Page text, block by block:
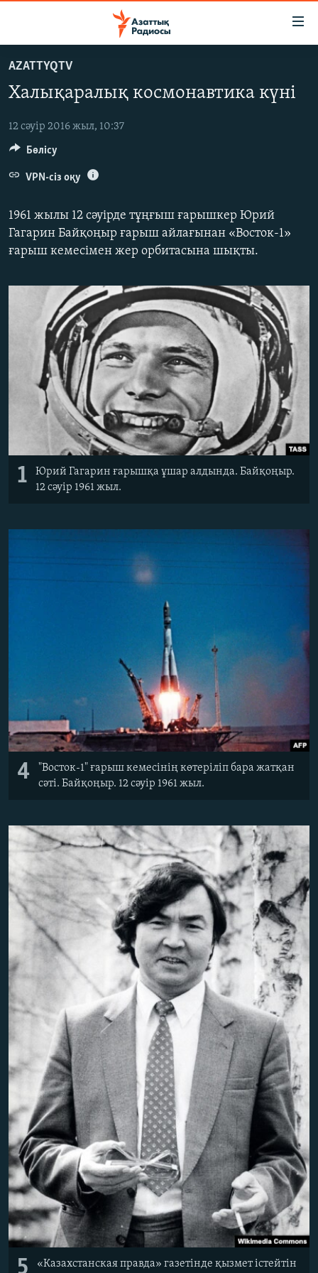
to
main
Skip
to
Navigation
to
Search
ЖАҢАЛЫҚТАР
САЯСАТ
AZATTYQTV
ҚАҢТАР ОҚИҒАСЫ
АДАМ ҚҰҚЫҚТАРЫ
ӘЛЕМ
АРНАЙЫ ЖОБАЛАР
Русский
ЖАЗЫЛЫҢЫЗ
Басқа тілдерде
AZATTYQTV
Халықаралық космонавтика күні
12 сәуір 2016 жыл, 10:37
1961 жылы 12 сәуірде тұңғыш ғарышкер Юрий
Гагарин Байқоңыр ғарыш айлағынан «Восток-1»
ғарыш кемесімен жер орбитасына шықты.
1
Юрий Гагарин ғарышқа ұшар алдында. Байқоңыр.
12 сәуір 1961 жыл.
4
"Восток-1" ғарыш кемесінің көтеріліп бара жатқан
сәті. Байқоңыр. 12 сәуір 1961 жыл.
«Казахстанская правда» газетінде қызмет істейтін
Бөлісу
VPN-сіз оқу